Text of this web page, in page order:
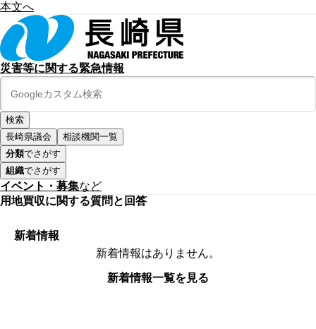
本文へ
災害等に関する緊急情報
長崎県議会
相談機関一覧
分類でさがす
組織でさがす
イベント・募集など
用地買収に関する質問と回答
新着情報
新着情報はありません。
新着情報一覧を見る